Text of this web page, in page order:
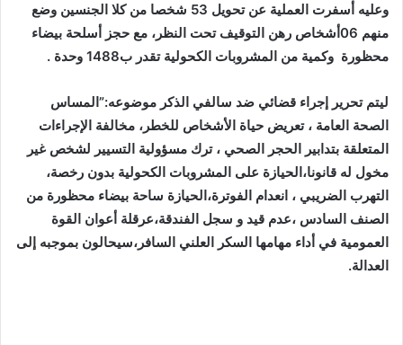
وعليه أسفرت العملية عن تحويل 53 شخصا من كلا الجنسين وضع
منهم 06أشخاص رهن التوقيف تحت النظر، مع حجز أسلحة بيضاء
محظورة وكمية من المشروبات الكحولية تقدر ب1488 وحدة .
ليتم تحرير إجراء قضائي ضد سالفي الذكر موضوعه:”المساس
الصحة العامة ، تعريض حياة الأشخاص للخطر، مخالفة الإجراءات
المتعلقة بتدابير الحجر الصحي ، ترك مسؤولية التسيير لشخص غير
مخول له قانونا،الحيازة على المشروبات الكحولية بدون رخصة،
التهرب الضريبي ، انعدام الفوترة،الحيازة ساحة بيضاء محظورة من
الصنف السادس ،عدم قيد و سجل الفندقة،عرقلة أعوان القوة
العمومية في أداء مهامها السكر العلني السافر،سيحالون بموجبه إلى
العدالة.